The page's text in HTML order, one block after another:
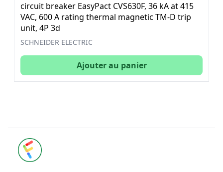
circuit breaker EasyPact CVS630F, 36 kA at 415
VAC, 600 A rating thermal magnetic TM-D trip
unit, 4P 3d
SCHNEIDER ELECTRIC
Ajouter au panier
FUTURELEC